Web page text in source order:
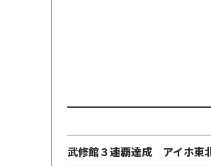
武修館３連覇達成 アイホ東